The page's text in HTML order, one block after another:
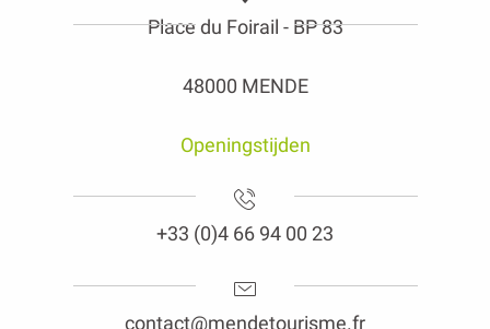
Place du Foirail - BP 83
48000 MENDE
Openingstijden
+33 (0)4 66 94 00 23
contact@mendetourisme.fr